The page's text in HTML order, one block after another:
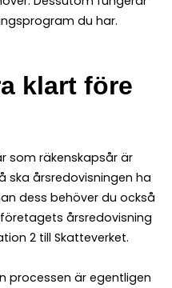
du har.
klart före
som räkenskapsår är
ska årsredovisningen ha
dess behöver du också
årsredovisning
2 till Skatteverket.
processen är egentligen